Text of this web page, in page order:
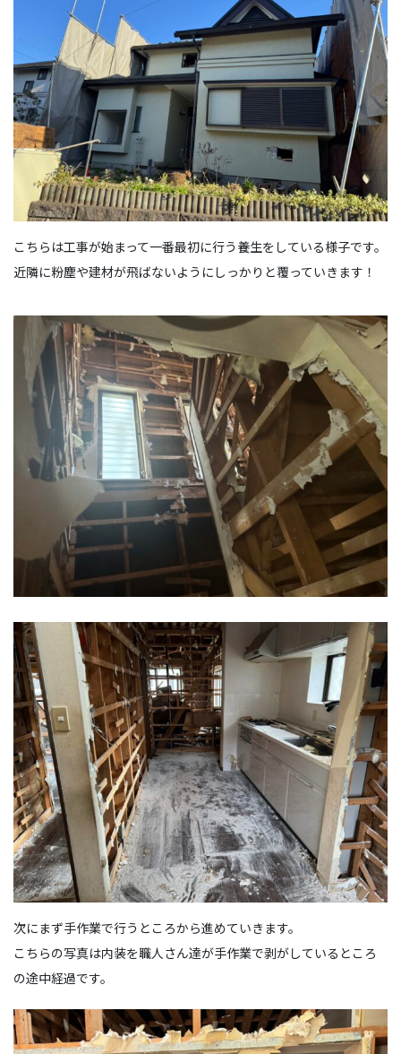
こちらは工事が始まって一番最初に行う養生をしている様子です。
近隣に粉塵や建材が飛ばないようにしっかりと覆っていきます！
次にまず手作業で行うところから進めていきます。
こちらの写真は内装を職人さん達が手作業で剥がしているところ
の途中経過です。